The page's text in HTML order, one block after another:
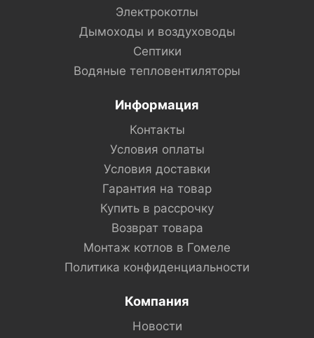
Электрокотлы
Дымоходы и воздуховоды
Септики
Водяные тепловентиляторы
Информация
Контакты
Условия оплаты
Условия доставки
Гарантия на товар
Купить в рассрочку
Возврат товара
Монтаж котлов в Гомеле
Политика конфиденциальности
Компания
Новости